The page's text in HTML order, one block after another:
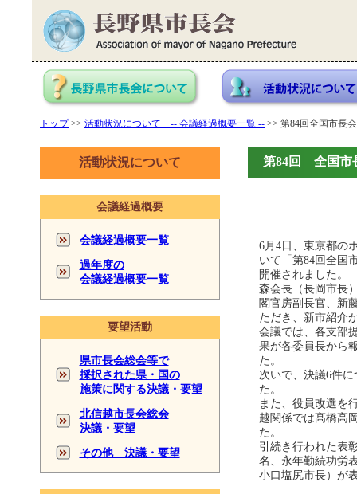
トップ>> 活動状況について -- 会議経過概要一覧 -- >> 第84回全国市長
活動状況について
会議経過概要
会議経過概要一覧
過年度の
会議経過概要一覧
要望活動
県市長会総会等で
採択された県・国の
施策に関する決議・要望
北信越市長会総会
決議・要望
その他 決議・要望
第84回 全国市
6月4日、東京都の
いて「第84回全国
開催されました。
森会長（長岡市長
閣官房副長官、新
ただき、新市紹介
会議では、各支部
果が各委員長から
た。
次いで、決議6件
た。
また、役員改選を
越関係では髙橋高
た。
引続き行われた表
名、永年勤続功労
小口塩尻市長）が